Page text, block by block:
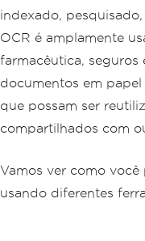
indexado,
OCR é amplamente
farmacêutica, seguros
documentos em
que possam ser
compartilhados com
Vamos ver como
usando diferentes